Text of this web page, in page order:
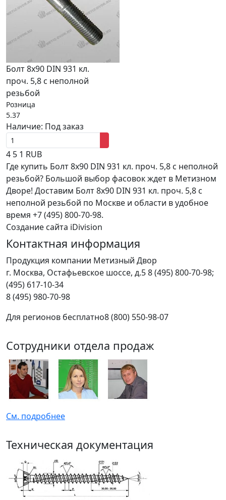
Болт 8х90 DIN 931 кл.
проч. 5,8 с неполной
резьбой
Розница
5.37
Наличие: Под заказ
4 5 1 RUB
Где купить Болт 8х90 DIN 931 кл. проч. 5,8 с неполной
резьбой? Большой выбор фасовок ждет в Метизном
Дворе! Доставим Болт 8х90 DIN 931 кл. проч. 5,8 с
неполной резьбой по Москве и области в удобное
время +7 (495) 800-70-98.
Создание сайта iDivision
Контактная информация
Продукция компании Метизный Двор
г. Москва, Остафьевское шоссе, д.58 (495) 800-70-98;
(495) 617-10-34
8 (495) 980-70-98
Для регионов бесплатно8 (800) 550-98-07
Сотрудники отдела продаж
См. подробнее
Техническая документация